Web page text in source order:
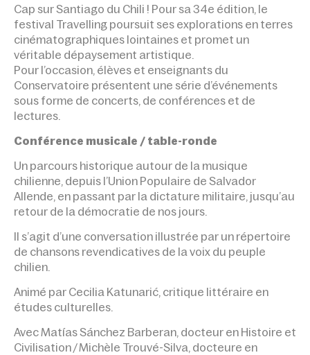
Cap sur Santiago du Chili ! Pour sa 34e édition, le
festival Travelling poursuit ses explorations en terres
cinématographiques lointaines et promet un
véritable dépaysement artistique.
Pour l’occasion, élèves et enseignants du
Conservatoire présentent une série d’événements
sous forme de concerts, de conférences et de
lectures.
Conférence musicale / table-ronde
Un parcours historique autour de la musique
chilienne, depuis l’Union Populaire de Salvador
Allende, en passant par la dictature militaire, jusqu’au
retour de la démocratie de nos jours.
Il s’agit d’une conversation illustrée par un répertoire
de chansons revendicatives de la voix du peuple
chilien.
Animé par Cecilia Katunarić, critique littéraire en
études culturelles.
Avec Matías Sánchez Barberan, docteur en Histoire et
Civilisation / Michèle Trouvé-Silva, docteure en